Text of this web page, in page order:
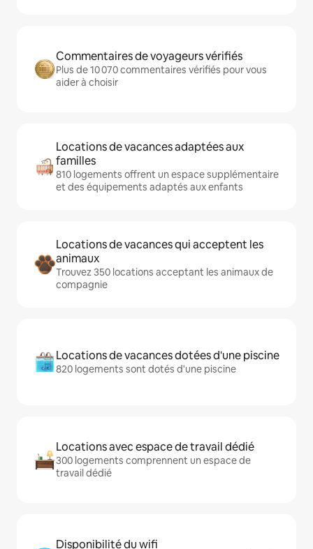
Commentaires de voyageurs vérifiés
Plus de 10 070 commentaires vérifiés pour vous
aider à choisir
Locations de vacances adaptées aux
familles
810 logements offrent un espace supplémentaire
et des équipements adaptés aux enfants
Locations de vacances qui acceptent les
animaux
Trouvez 350 locations acceptant les animaux de
compagnie
Locations de vacances dotées d'une piscine
820 logements sont dotés d'une piscine
Locations avec espace de travail dédié
300 logements comprennent un espace de
travail dédié
Disponibilité du wifi